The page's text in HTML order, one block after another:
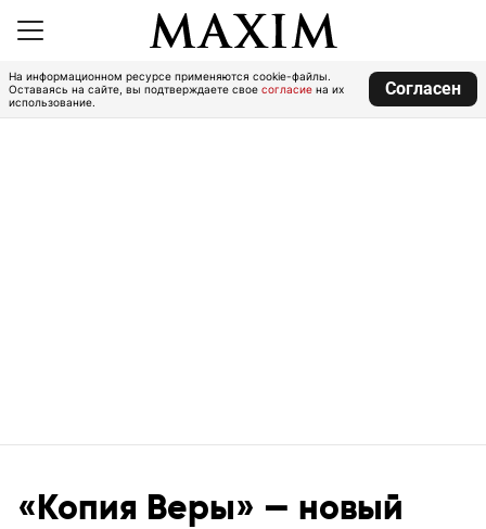
На информационном ресурсе применяются cookie-файлы.
Оставаясь на сайте, вы подтверждаете свое согласие на их
использование.
Согласен
«Копия Веры» — новый